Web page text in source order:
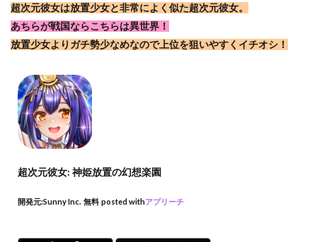
超次元彼女は放置少女と非常によく似た超次元彼女。
あちらが戦国ならこちらは異世界！
放置少女よりガチ勢少なめなので上位を狙いやすくイチオシ！
超次元彼女: 神姫放置の幻想楽園
開発元:Sunny Inc. 無料 posted withアプリーチ